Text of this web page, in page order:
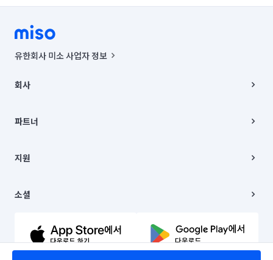
유한회사 미소 사업자 정보
00019 |
주소 | 본사: 서울특별시 종로구 율곡로 6(중학동, 트윈트리빌딩) B동 5층
컨택센터 : 서울특별시 종로구 수송동 율곡로 24, 7층, 8층 미소
상품, 상품정보, 거래에 관한 의무와 책임은 거래당사자에게 있습니다.
언론 보도 관련 문의:
© 유한회사 미소. Miso, Inc. All Rights Reserved.
회사
채용
파트너
이사
지원
이용약관
문의하기
소셜
유튜브